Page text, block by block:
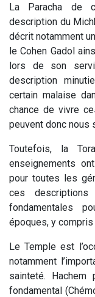
La Paracha de
description du
décrit notamment
le Cohen Gadol
lors de son
description
certain malaise
chance de vivre
peuvent donc nous
Toutefois, la
enseignements
pour toutes les
ces
fondamentales
époques, y compris
Le Temple est
notamment
sainteté.
fondamental